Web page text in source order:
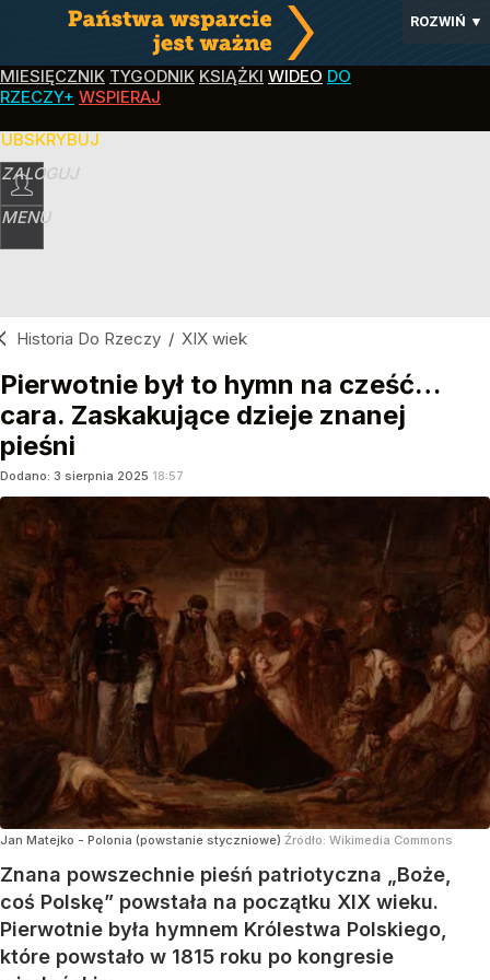
ROZWIŃ ▼
MIESIĘCZNIK TYGODNIK KSIĄŻKI WIDEO DO
RZECZY+ WSPIERAJ
ZALOGUJ
MENU
Historia Do Rzeczy / XIX wiek
Pierwotnie był to hymn na cześć…
cara. Zaskakujące dzieje znanej
pieśni
Dodano: 3 sierpnia 2025 18:57
Jan Matejko - Polonia (powstanie styczniowe) Źródło: Wikimedia Commons
Znana powszechnie pieśń patriotyczna „Boże,
coś Polskę” powstała na początku XIX wieku.
Pierwotnie była hymnem Królestwa Polskiego,
które powstało w 1815 roku po kongresie